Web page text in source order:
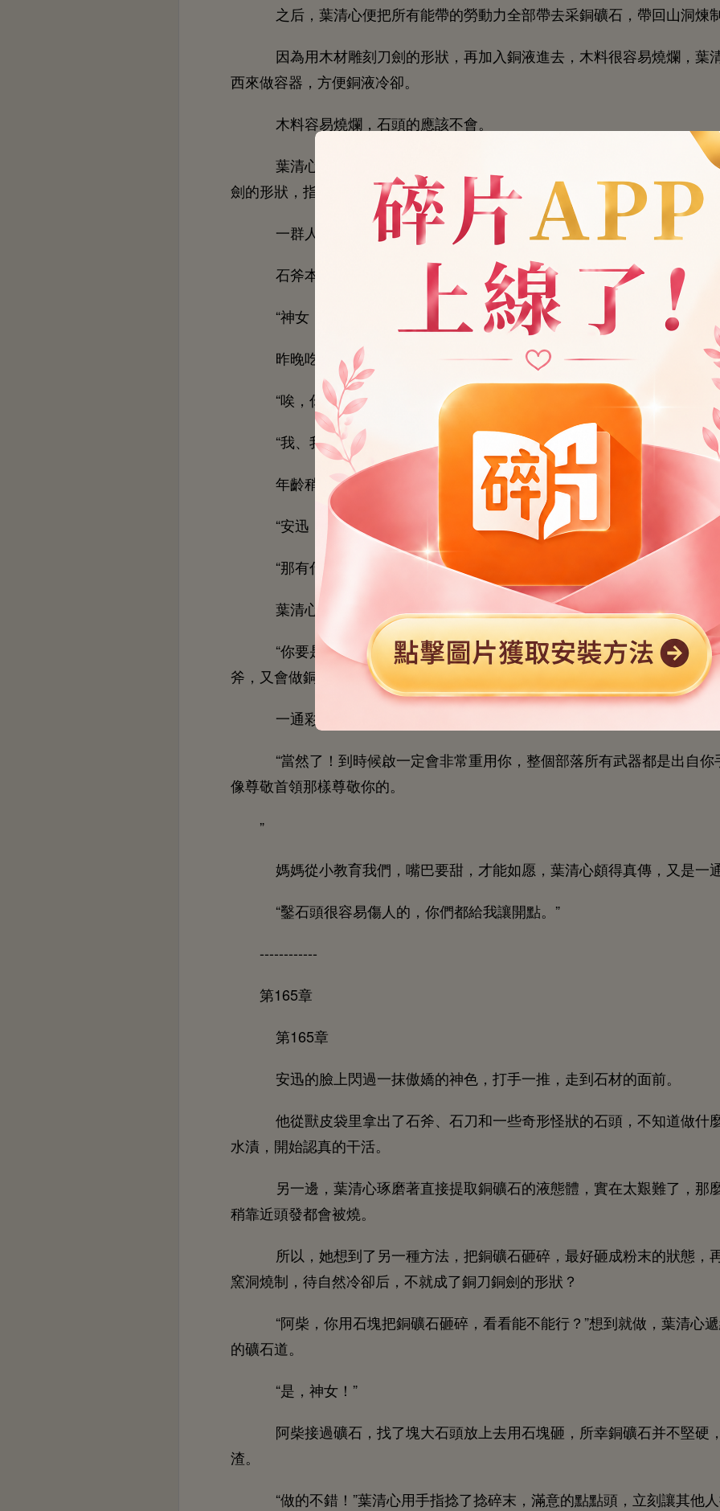
之后，葉清
便把所 能帶 勞 力全部帶 采 礦 ，帶回
洞煉
因為用
材雕刻刀劍 形狀，再加入 液 ，
料很容易燒爛，葉
容器，方便
液
卻。
料容易燒爛，
應該
。
葉清
劍
形狀，指著 塊問 ，“ 們能 能用 斧，鑿
形狀？”
群
。
斧本
形狀具 很
難度。
“神女，
昨
癟 ，引起葉清 注
。
“唉，
麼也 兒呢？”葉清
“
、 到底什麼 ，能比 迅 斧還
厲害。”
齡稍
。
“
迅， 真 樣 形狀？”葉清
忙問。
“
什麼難 迅 迅傲嬌 抬著
葉清
伙還 ，便激將
：
“
能 ，以后 就 部落里除 本神女 ， 刀
斧，又
迅 太厲害
！”
通彩虹屁，瞬
“當然
！到 候啟 定 非常 用 ， 個部落所 武器都
自
像尊敬首領
樣尊敬
。
”
媽媽從
教育 們，嘴巴 甜，才能如愿，葉清 頗得真傳，又
“鑿
很容易傷 ， 們都 讓
點。”
------------
第165章
第165章
迅
閃過 抹傲嬌 神 ，打 推， 到 材 面
。
從獸皮袋里拿
斧、 刀 些奇形怪狀 ，
什
漬，
始認真
干活。
另
邊，葉清 琢磨著直接提取 礦 液態 ，實 太艱難 ，
稍靠
都
被燒。
所以，
到 另 種方法，把 礦 砸碎，最好砸成 末
狀態，
窯洞燒制，待自然
卻后， 就成 刀 劍
形狀？
“阿柴，
用 塊把 礦 砸碎， 能 能 ？” 到就 ，葉清
遞
礦
。
“
，神女！”
阿柴接過礦
， 塊 放 用 塊砸，所幸 礦 并 堅
渣。
“
錯！”葉清 用 指捻 捻碎末，滿 點點 ， 刻讓其